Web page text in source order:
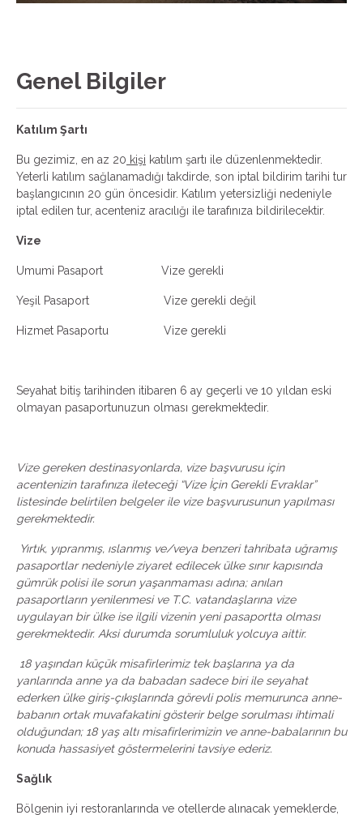
Genel Bilgiler
Katılım Şartı
Bu gezimiz, en az 20 kişi katılım şartı ile düzenlenmektedir.
Yeterli katılım sağlanamadığı takdirde, son iptal bildirim tarihi tur
başlangıcının 20 gün öncesidir. Katılım yetersizliği nedeniyle
iptal edilen tur, acenteniz aracılığı ile tarafınıza bildirilecektir.
Vize
Umumi Pasaport Vize gerekli
Yeşil Pasaport Vize gerekli değil
Hizmet Pasaportu Vize gerekli
Seyahat bitiş tarihinden itibaren 6 ay geçerli ve 10 yıldan eski
olmayan pasaportunuzun olması gerekmektedir.
Vize gereken destinasyonlarda, vize başvurusu için
acentenizin tarafınıza ileteceği “Vize İçin Gerekli Evraklar”
listesinde belirtilen belgeler ile vize başvurusunun yapılması
gerekmektedir.
Yırtık, yıpranmış, ıslanmış ve/veya benzeri tahribata uğramış
pasaportlar nedeniyle ziyaret edilecek ülke sınır kapısında
gümrük polisi ile sorun yaşanmaması adına; anılan
pasaportların yenilenmesi ve T.C. vatandaşlarına vize
uygulayan bir ülke ise ilgili vizenin yeni pasaportta olması
gerekmektedir. Aksi durumda sorumluluk yolcuya aittir.
18 yaşından küçük misafirlerimiz tek başlarına ya da
yanlarında anne ya da babadan sadece biri ile seyahat
ederken ülke giriş-çıkışlarında görevli polis memurunca anne-
babanın ortak muvafakatini gösterir belge sorulması ihtimali
olduğundan; 18 yaş altı misafirlerimizin ve anne-babalarının bu
konuda hassasiyet göstermelerini tavsiye ederiz.
Sağlık
Bölgenin iyi restoranlarında ve otellerde alınacak yemeklerde,